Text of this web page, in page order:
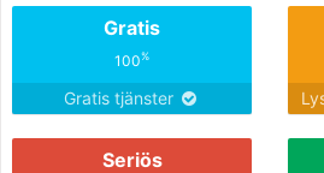
Gratis
100%
Gratis tjänster
Seriös